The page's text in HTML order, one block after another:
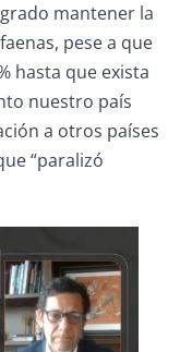
mantener la
pese a que
hasta que exista
nuestro país
a otros países
“paralizó